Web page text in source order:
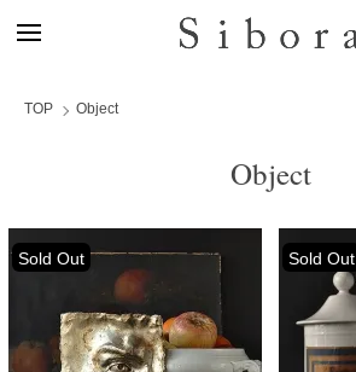
TOP Object
Object
Sold Out Sold Out